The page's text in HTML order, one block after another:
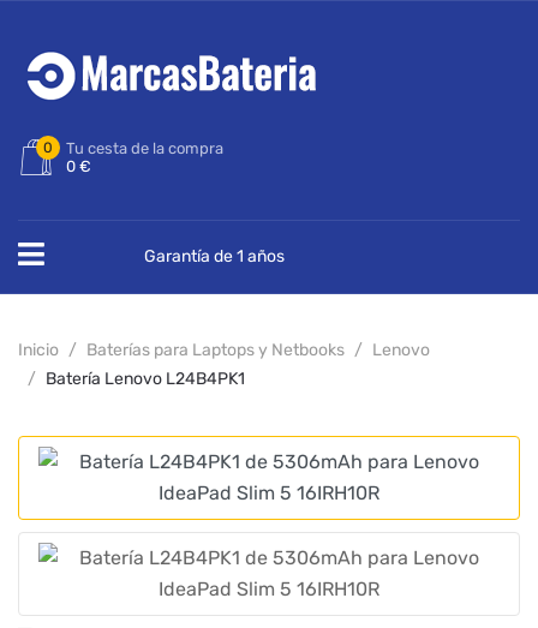
0
Tu cesta de la compra
0 €
Garantía de 1 años
Inicio Baterías para Laptops y Netbooks
Lenovo
Batería Lenovo L24B4PK1